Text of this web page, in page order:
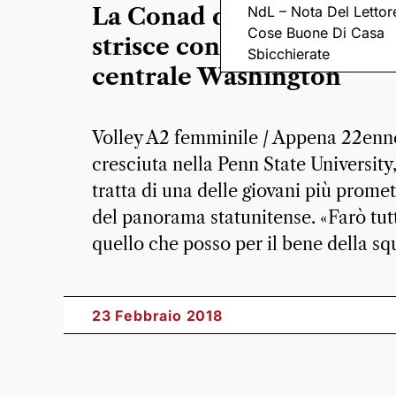
NdL – Nota Del
Cose Buone Di Casa
Sbicchierate
La Conad diventa a stelle
strisce con l’arrivo della
centrale Washington
Volley A2 femminile / Appena
cresciuta nella Penn State
tratta di una delle giovani più
del panorama statunitense. «Farò
quello che posso per il bene della
23 Febbraio 2018